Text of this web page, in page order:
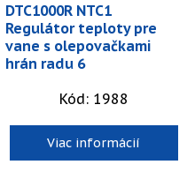
DTC1000R NTC1
Regulátor teploty pre
vane s olepovačkami
hrán radu 6
Kód: 1988
Viac informácií